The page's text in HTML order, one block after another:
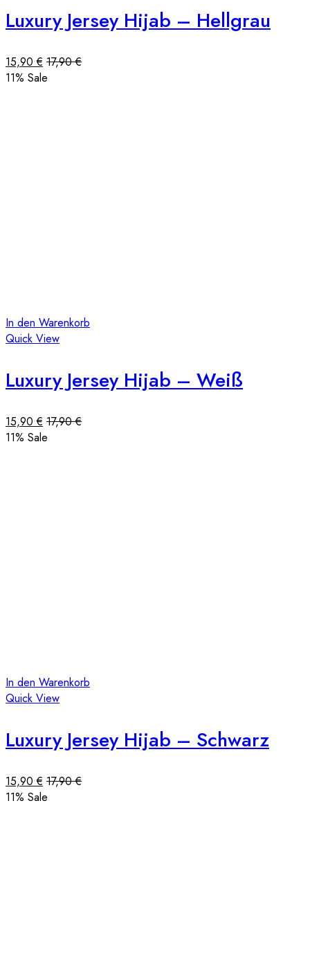
Luxury Jersey Hijab – Hellgrau
15,90€ 17,90€
11% Sale
In den Warenkorb
Quick View
Luxury Jersey Hijab – Weiß
15,90€ 17,90€
11% Sale
In den Warenkorb
Quick View
Luxury Jersey Hijab – Schwarz
15,90€ 17,90€
11% Sale